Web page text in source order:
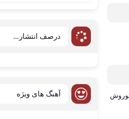
درصف انتشار...
آهنگ های ویژه